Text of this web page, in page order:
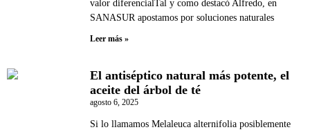
valor diferencialTal y como destacó Alfredo, en
SANASUR apostamos por soluciones naturales
Leer más »
El antiséptico natural más potente, el
aceite del árbol de té
agosto 6, 2025
Si lo llamamos Melaleuca alternifolia posiblemente